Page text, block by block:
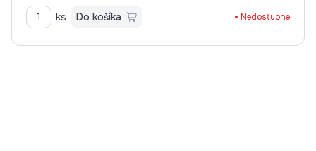
ks Do košíka Nedostupné